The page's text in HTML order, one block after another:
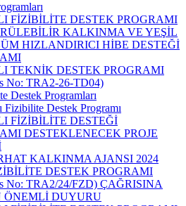
FİZİBİLİTE DESTEK PROGRAMI
KALKINMA VE YEŞİL
HIZLANDIRICI HİBE DESTEĞİ
TEKNİK DESTEK PROGRAMI
No: TRA2-26-TD04)
Destek Programları
Fizibilite Destek Programı
FİZİBİLİTE DESTEĞİ
DESTEKLENECEK PROJE
KALKINMA AJANSI 2024
DESTEK PROGRAMI
No: TRA2/24/FZD) ÇAĞRISINA
ÖNEMLİ DUYURU